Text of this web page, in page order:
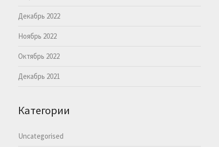
Декабрь 2022
Ноябрь 2022
Октябрь 2022
Декабрь 2021
Категории
Uncategorised